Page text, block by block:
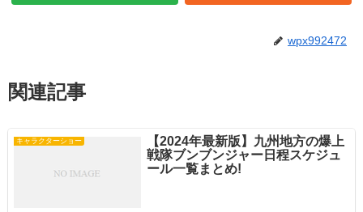
wpx992472
関連記事
キャラクターショー
【2024年最新版】九州地方の爆上
戦隊ブンブンジャー日程スケジュ
ール一覧まとめ!